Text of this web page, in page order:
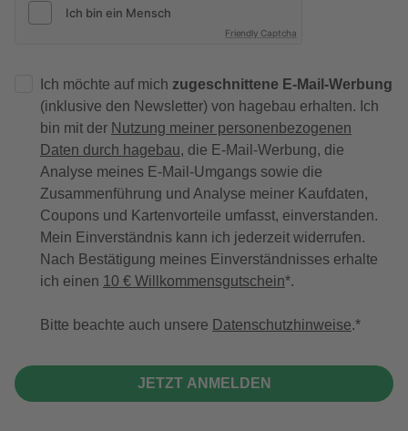
Friendly Captcha
Ich möchte auf mich zugeschnittene E-Mail-Werbung
(inklusive den Newsletter) von hagebau erhalten. Ich
bin mit der Nutzung meiner personenbezogenen
Daten durch hagebau, die E-Mail-Werbung, die
Analyse meines E-Mail-Umgangs sowie die
Zusammenführung und Analyse meiner Kaufdaten,
Coupons und Kartenvorteile umfasst, einverstanden.
Mein Einverständnis kann ich jederzeit widerrufen.
Nach Bestätigung meines Einverständnisses erhalte
ich einen 10 € Willkommensgutschein*.
Bitte beachte auch unsere Datenschutzhinweise.
JETZT ANMELDEN